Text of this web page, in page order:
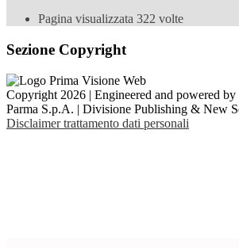
Pagina visualizzata 322 volte
Sezione Copyright
Copyright 2026 | Engineered and powered
Parma S.p.A. | Divisione Publishing & New
Disclaimer trattamento dati personali